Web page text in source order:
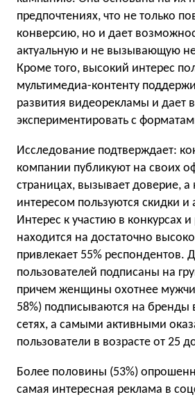
предпочтениях, что не только
конверсию, но и дает
актуальную и не вызывающую
Кроме того, высокий интерес
мультимедиа-контенту
развития видеорекламы и дает
экспериментировать с
Исследование подтверждает:
компании публикуют на своих
страницах, вызывает доверие,
интересом пользуются скидки
Интерес к участию в конкурсах
находится на достаточно
привлекает 55% респондентов.
пользователей подписаны на
причем женщины охотнее
58%) подписываются на бренды
сетях, а самыми активными
пользователи в возрасте от 25
Более половины (53%)
самая интересная реклама в